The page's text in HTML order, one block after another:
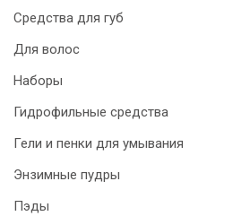
Средства для губ
Для волос
Наборы
Гидрофильные средства
Гели и пенки для умывания
Энзимные пудры
Пэды